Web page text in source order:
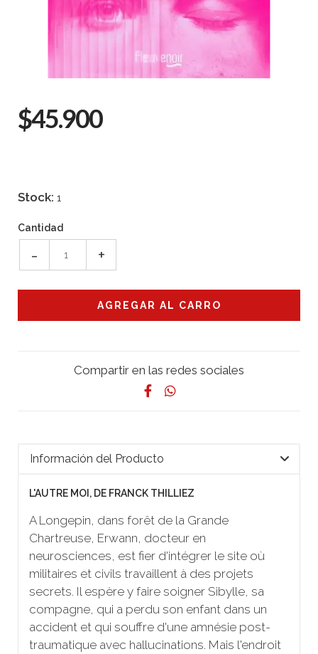
$45.900
Stock: 1
Cantidad
- +
Compartir en las redes sociales
Información del Producto
L'AUTRE MOI, DE FRANCK THILLIEZ
A Longepin, dans forêt de la Grande
Chartreuse, Erwann, docteur en
neurosciences, est fier d'intégrer le site où
militaires et civils travaillent à des projets
secrets. Il espère y faire soigner Sibylle, sa
compagne, qui a perdu son enfant dans un
accident et qui souffre d'une amnésie post-
traumatique avec hallucinations. Mais l'endroit